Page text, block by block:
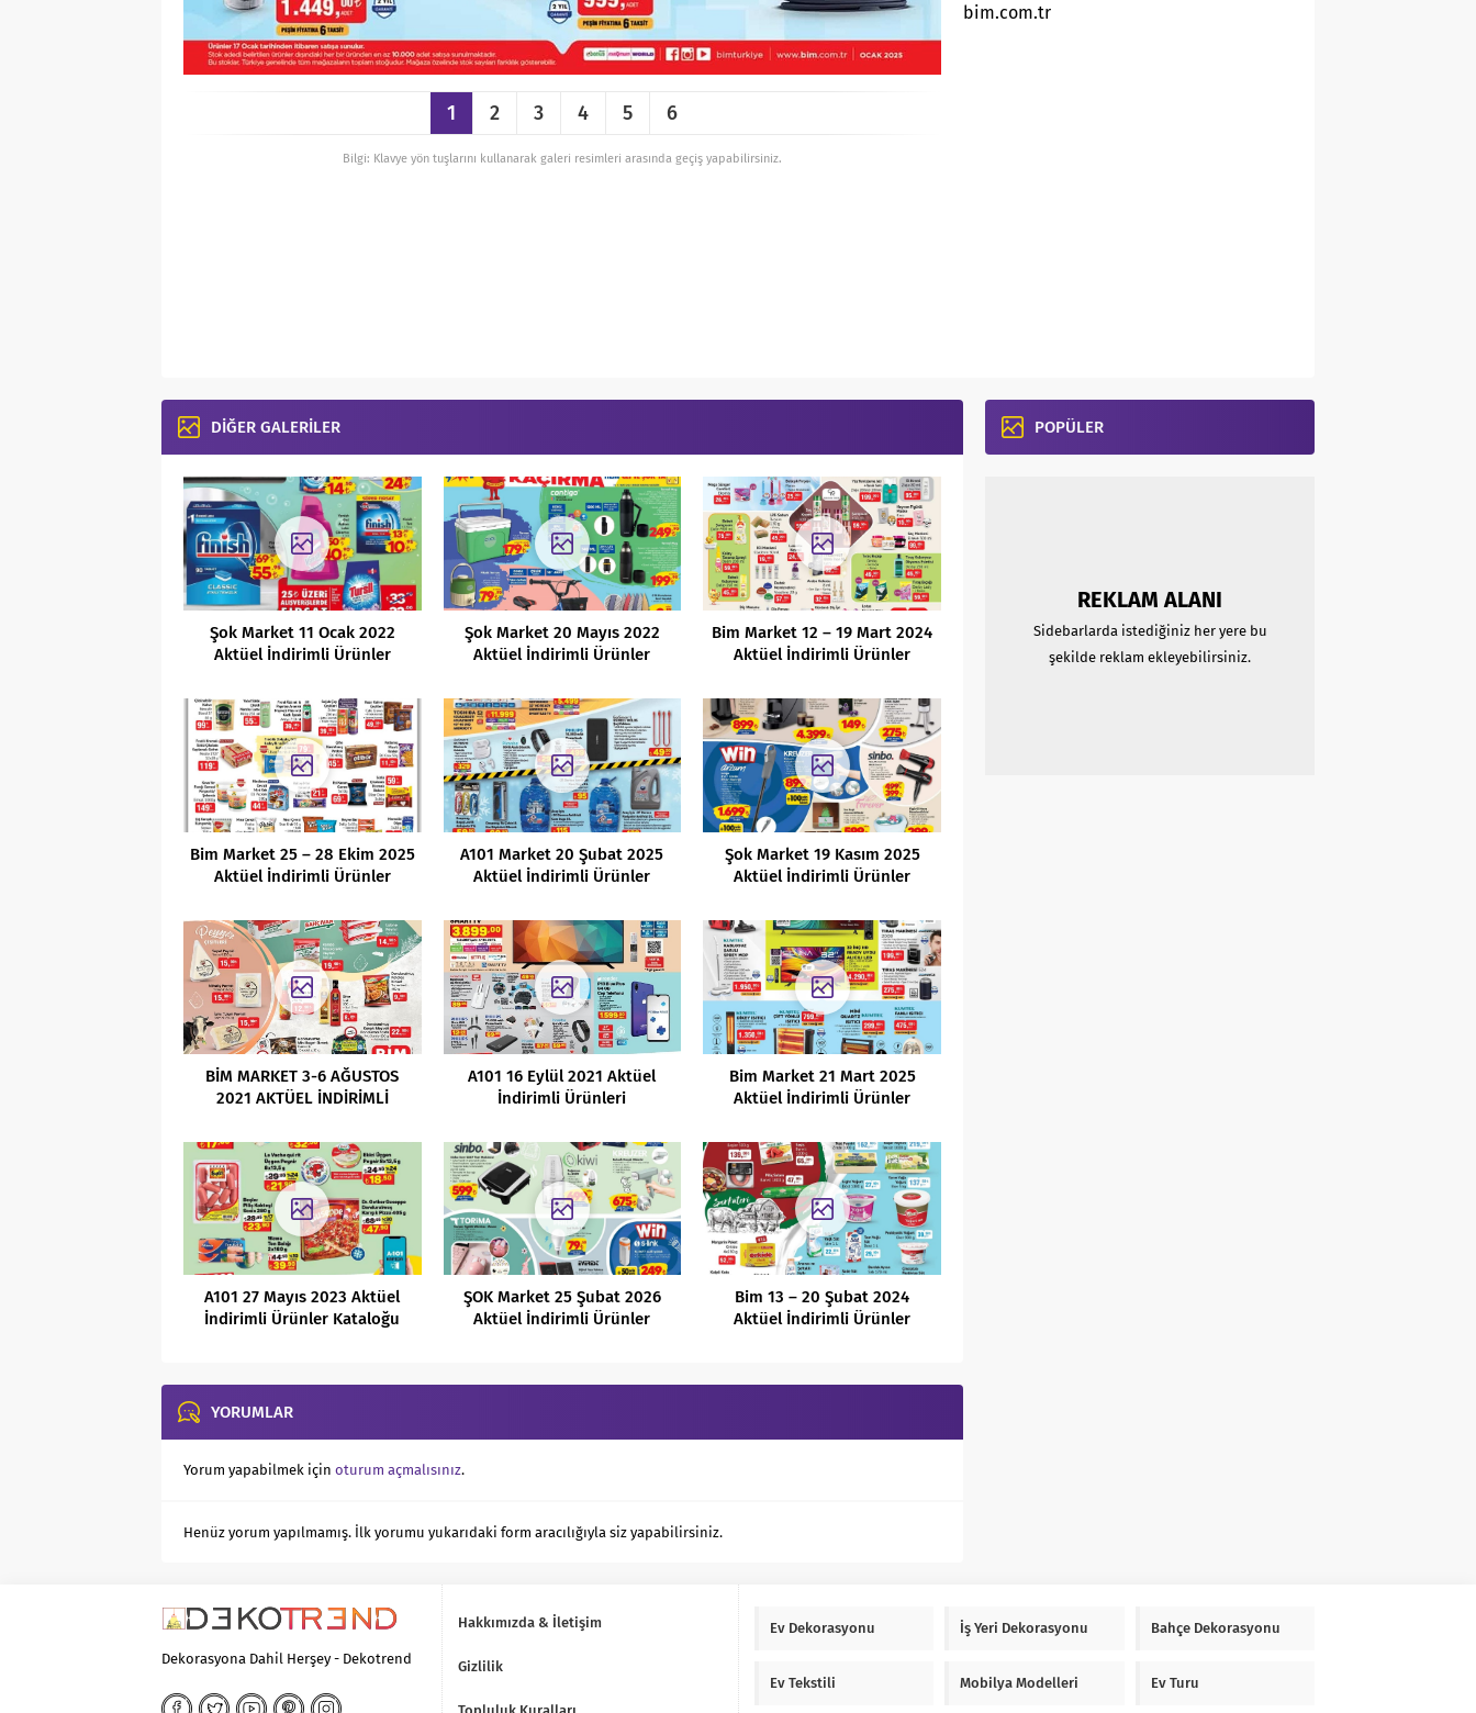
1 2 3 4 5 6
Bilgi: Klavye yön tuşlarını kullanarak galeri resimleri arasında geçiş yapabilirsiniz.
bim.com.tr
DİĞER GALERİLER
Şok Market 11 Ocak 2022
Aktüel İndirimli Ürünler
Şok Market 20 Mayıs 2022
Aktüel İndirimli Ürünler
Bim Market 12 – 19 Mart 2024
Aktüel İndirimli Ürünler
Bim Market 25 – 28 Ekim 2025
Aktüel İndirimli Ürünler
A101 Market 20 Şubat 2025
Aktüel İndirimli Ürünler
Şok Market 19 Kasım 2025
Aktüel İndirimli Ürünler
BİM MARKET 3-6 AĞUSTOS
2021 AKTÜEL İNDİRİMLİ
A101 16 Eylül 2021 Aktüel
İndirimli Ürünleri
Bim Market 21 Mart 2025
Aktüel İndirimli Ürünler
A101 27 Mayıs 2023 Aktüel
İndirimli Ürünler Kataloğu
ŞOK Market 25 Şubat 2026
Aktüel İndirimli Ürünler
Bim 13 – 20 Şubat 2024
Aktüel İndirimli Ürünler
YORUMLAR
Yorum yapabilmek için oturum açmalısınız.
Henüz yorum yapılmamış. İlk yorumu yukarıdaki form aracılığıyla siz yapabilirsiniz.
POPÜLER
REKLAM ALANI
Sidebarlarda istediğiniz her yere bu
şekilde reklam ekleyebilirsiniz.
Dekorasyona Dahil Herşey - Dekotrend
Hakkımızda & İletişim
Gizlilik
Ev Dekorasyonu İş Yeri Dekorasyonu Bahçe Dekorasyonu
Ev Tekstili Mobilya Modelleri Ev Turu